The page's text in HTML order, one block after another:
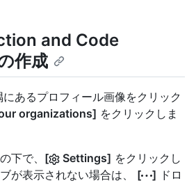
and Code
作成
あるプロフィール画像をクリック
organizations] をクリックしま
下で、 [ Settings] をクリックし
が表示されない場合は、 [ ] ドロ